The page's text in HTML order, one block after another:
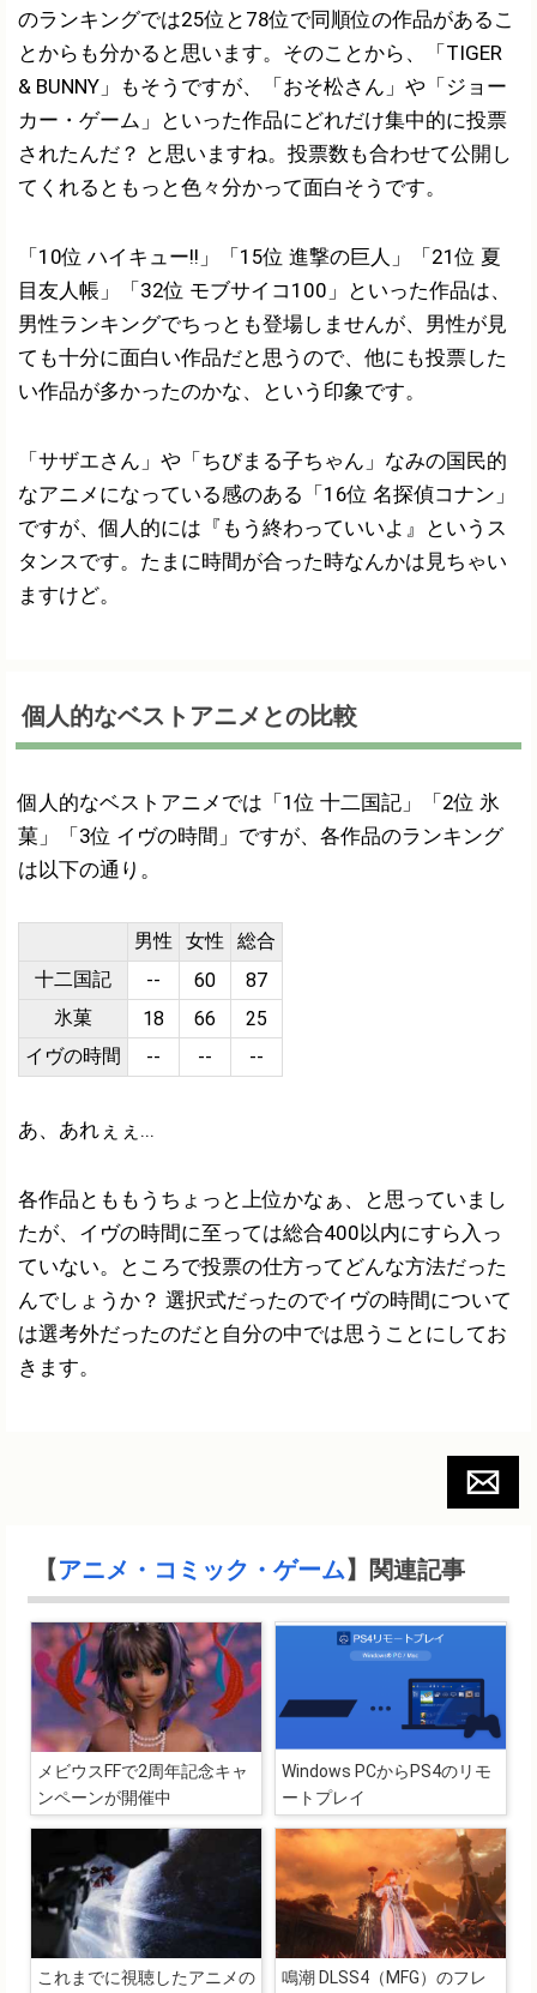
のランキングでは25位と78位で同順位の作品があるこ
とからも分かると思います。そのことから、「TIGER
& BUNNY」もそうですが、「おそ松さん」や「ジョー
カー・ゲーム」といった作品にどれだけ集中的に投票
されたんだ？ と思いますね。投票数も合わせて公開し
てくれるともっと色々分かって面白そうです。
「10位 ハイキュー!!」「15位 進撃の巨人」「21位 夏
目友人帳」「32位 モブサイコ100」といった作品は、
男性ランキングでちっとも登場しませんが、男性が見
ても十分に面白い作品だと思うので、他にも投票した
い作品が多かったのかな、という印象です。
「サザエさん」や「ちびまる子ちゃん」なみの国民的
なアニメになっている感のある「16位 名探偵コナン」
ですが、個人的には『もう終わっていいよ』というス
タンスです。たまに時間が合った時なんかは見ちゃい
ますけど。
個人的なベストアニメとの比較
個人的なベストアニメでは「1位 十二国記」「2位 氷
菓」「3位 イヴの時間」ですが、各作品のランキング
は以下の通り。
男性 女性
総合
十二国記
-- 60
87
氷菓
18 66
25
イヴの時間
-- -- --
あ、あれぇぇ...
各作品とももうちょっと上位かなぁ、と思っていまし
たが、イヴの時間に至っては総合400以内にすら入っ
ていない。ところで投票の仕方ってどんな方法だった
んでしょうか？ 選択式だったのでイヴの時間について
は選考外だったのだと自分の中では思うことにしてお
きます。
【アニメ・コミック・ゲーム】関連記事
メビウスFFで2周年記念キャ
ンペーンが開催中
Windows PCからPS4のリモ
ートプレイ
これまでに視聴したアニメの
鳴潮 DLSS4（MFG）のフレ